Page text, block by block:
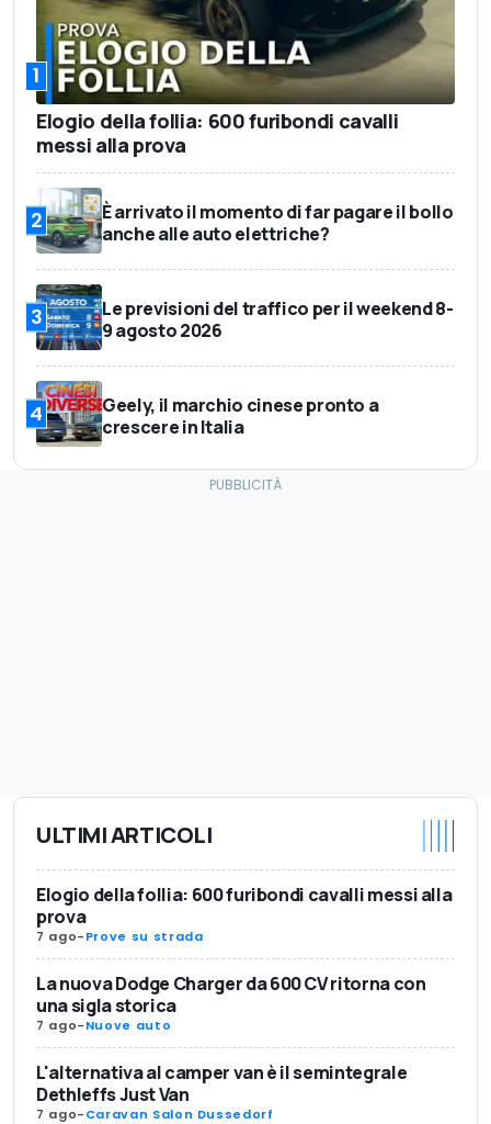
1
Elogio della follia: 600 furibondi cavalli
messi alla prova
2
È arrivato il momento di far pagare il bollo
anche alle auto elettriche?
3
Le previsioni del traffico per il weekend 8-
9 agosto 2026
4
Geely, il marchio cinese pronto a
crescere in Italia
ULTIMI ARTICOLI
Elogio della follia: 600 furibondi cavalli messi alla
prova
7 ago-Prove su strada
La nuova Dodge Charger da 600 CV ritorna con
una sigla storica
7 ago-Nuove auto
L'alternativa al camper van è il semintegrale
Dethleffs Just Van
7 ago-Caravan Salon Dussedorf